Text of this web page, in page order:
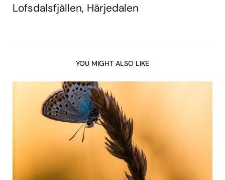
Lofsdalsfjällen, Härjedalen
YOU MIGHT ALSO LIKE